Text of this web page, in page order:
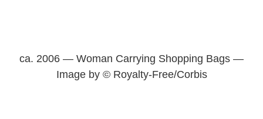
ca. 2006 — Woman Carrying Shopping Bags —
Image by © Royalty-Free/Corbis